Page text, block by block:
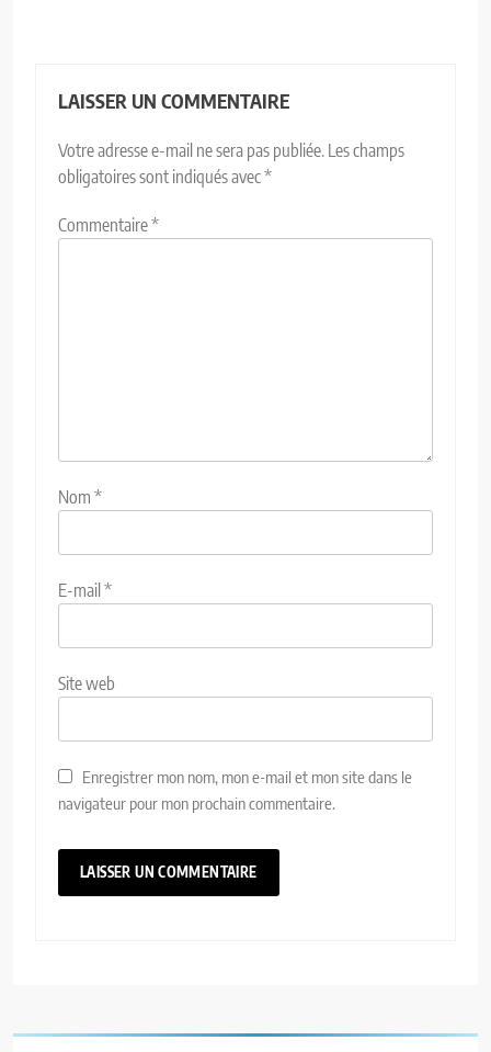
LAISSER UN COMMENTAIRE
Votre adresse e-mail ne sera pas publiée. Les champs
obligatoires sont indiqués avec*
Commentaire*
Nom *
E-mail *
Site web
Enregistrer mon nom, mon e-mail et mon site dans le
navigateur pour mon prochain commentaire.